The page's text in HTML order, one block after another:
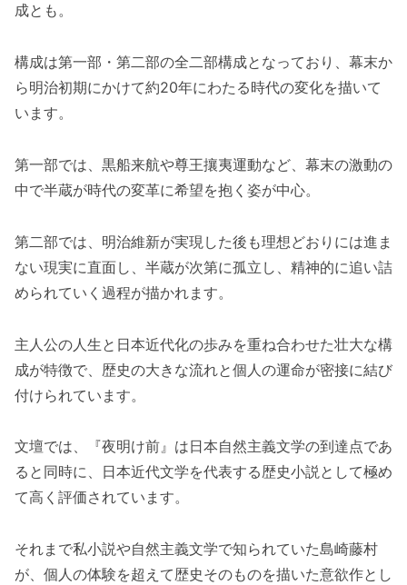
成とも。
構成は第一部・第二部の全二部構成となっており、幕末か
ら明治初期にかけて約20年にわたる時代の変化を描いて
います。
第一部では、黒船来航や尊王攘夷運動など、幕末の激動の
中で半蔵が時代の変革に希望を抱く姿が中心。
第二部では、明治維新が実現した後も理想どおりには進ま
ない現実に直面し、半蔵が次第に孤立し、精神的に追い詰
められていく過程が描かれます。
主人公の人生と日本近代化の歩みを重ね合わせた壮大な構
成が特徴で、歴史の大きな流れと個人の運命が密接に結び
付けられています。
文壇では、『夜明け前』は日本自然主義文学の到達点であ
ると同時に、日本近代文学を代表する歴史小説として極め
て高く評価されています。
それまで私小説や自然主義文学で知られていた島崎藤村
が、個人の体験を超えて歴史そのものを描いた意欲作とし